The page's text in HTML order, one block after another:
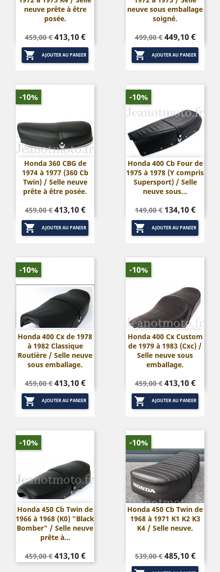
neuve prête à être
posée.
Prix
de
base
459,00 € Prix
413,10 €
 AJOUTER AU PANIER
neuve sous emballage
soigné.
Prix
de
base
499,00 € Prix
449,10 €
 AJOUTER AU PANIER
Honda 360 CBG de
1974 à 1977 (360 Cb
Twin) / Selle neuve
prête à être posée.
Prix
de
base
459,00 € Prix
413,10 €
 AJOUTER AU PANIER
-10%
Honda 400 Cb Four de
1975 à 1978 (Y compris
Supersport) / Selle
neuve sous...
Prix
de
base
149,00 € Prix
134,10 €
 AJOUTER AU PANIER
-10%
Honda 400 Cx de 1978
à 1982 Classique
Routière / Selle neuve
sous emballage.
Prix
de
base
459,00 € Prix
413,10 €
 AJOUTER AU PANIER
-10%
Honda 400 Cx Custom
de 1979 à 1983 (Cxc) /
Selle neuve sous
emballage.
Prix
de
base
459,00 € Prix
413,10 €
 AJOUTER AU PANIER
-10%
Honda 450 Cb Twin de
1966 à 1968 (K0) "Black
Bomber" / Selle neuve
prête à...
Prix
de
459,00 € Prix
413,10 €
-10%
Honda 450 Cb Twin de
1968 à 1971 K1 K2 K3
K4 / Selle neuve.
Prix
de
539,00 € Prix
485,10 €
-10%